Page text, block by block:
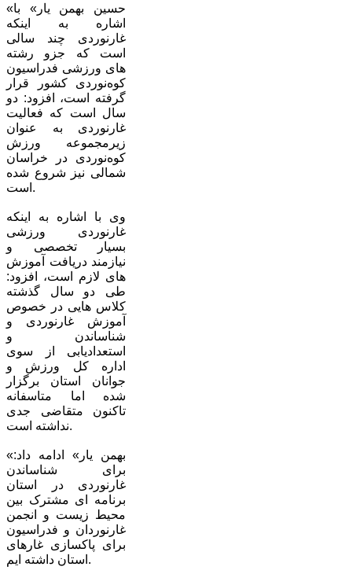
«حسین بهمن یار» با
اشاره به اینکه
غارنوردی چند سالی
است که جزو رشته
های ورزشی فدراسیون
کوه‌نوردی کشور قرار
گرفته است، افزود: دو
سال است که فعالیت
غارنوردی به عنوان
زیرمجموعه ورزش
کوه‌نوردی در خراسان
شمالی نیز شروع شده
است.
وی با اشاره به اینکه
غارنوردی ورزشی
بسیار تخصصی و
نیازمند دریافت آموزش
های لازم است، افزود:
طی دو سال گذشته
کلاس هایی در خصوص
آموزش غارنوردی و
شناساندن و
استعدادیابی از سوی
اداره کل ورزش و
جوانان استان برگزار
شده اما متاسفانه
تاکنون متقاضی جدی
نداشته است.
«بهمن یار» ادامه داد:
برای شناساندن
غارنوردی در استان
برنامه ای مشترک بین
محیط زیست و انجمن
غارنوردان و فدراسیون
برای پاکسازی غارهای
استان داشته ایم.